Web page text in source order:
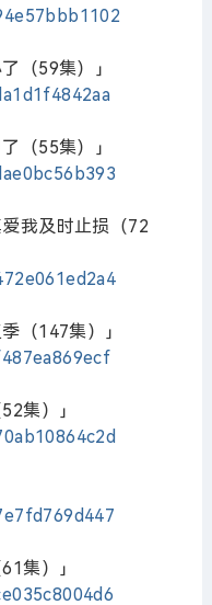
（59集）」
（55集）」
我及时止损（72
（147集）」
集）」
集）」